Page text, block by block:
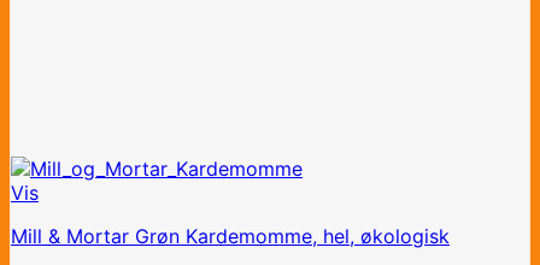
Vis
Mill & Mortar Grøn Kardemomme, hel, økologisk